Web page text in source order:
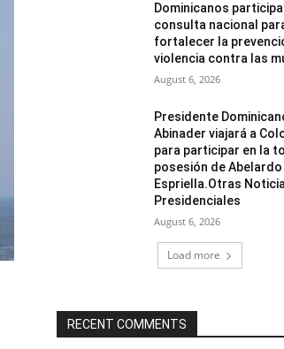
Dominicanos
consulta nacional
fortalecer la
violencia contra las
August 6, 2026
Presidente
Abinader viajará a
para participar en la
posesión de Abelardo
Espriella.Otras
Presidenciales
August 6, 2026
Load more
RECENT COMMENTS